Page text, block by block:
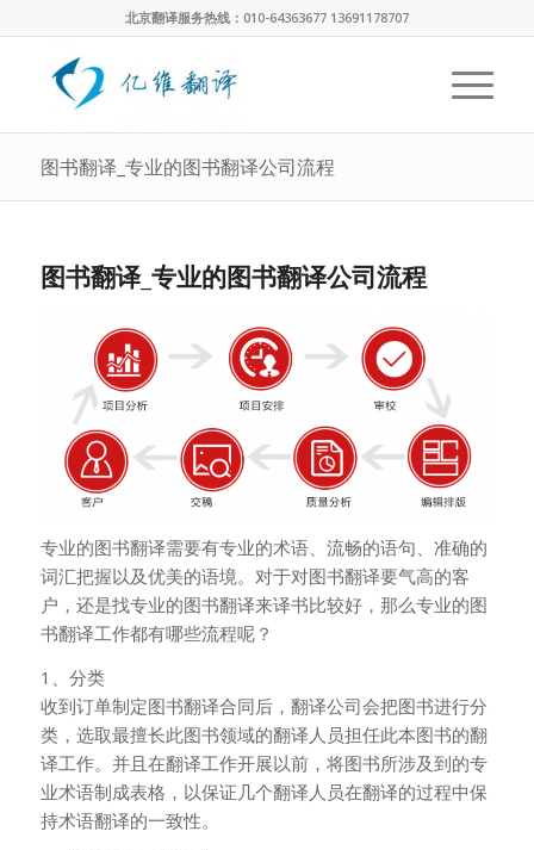
北京翻译服务热线：010-64363677 13691178707
图书翻译_专业的图书翻译公司流程
图书翻译_专业的图书翻译公司流程
专业的图书翻译需要有专业的术语、流畅的语句、准确的
词汇把握以及优美的语境。对于对图书翻译要气高的客
户，还是找专业的图书翻译来译书比较好，那么专业的图
书翻译工作都有哪些流程呢？
1、分类
收到订单制定图书翻译合同后，翻译公司会把图书进行分
类，选取最擅长此图书领域的翻译人员担任此本图书的翻
译工作。并且在翻译工作开展以前，将图书所涉及到的专
业术语制成表格，以保证几个翻译人员在翻译的过程中保
持术语翻译的一致性。